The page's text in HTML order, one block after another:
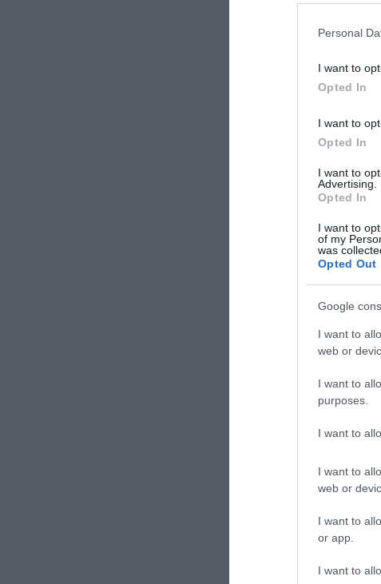
Personal
I want to
Opted In
I want to
Opted In
I want to
Advertising.
Opted In
I want to
of my
was
Opted Out
Google
I want to
web or
I want to
purposes.
I want to
I want to
web or
I want to
or app.
I want to
Continua a